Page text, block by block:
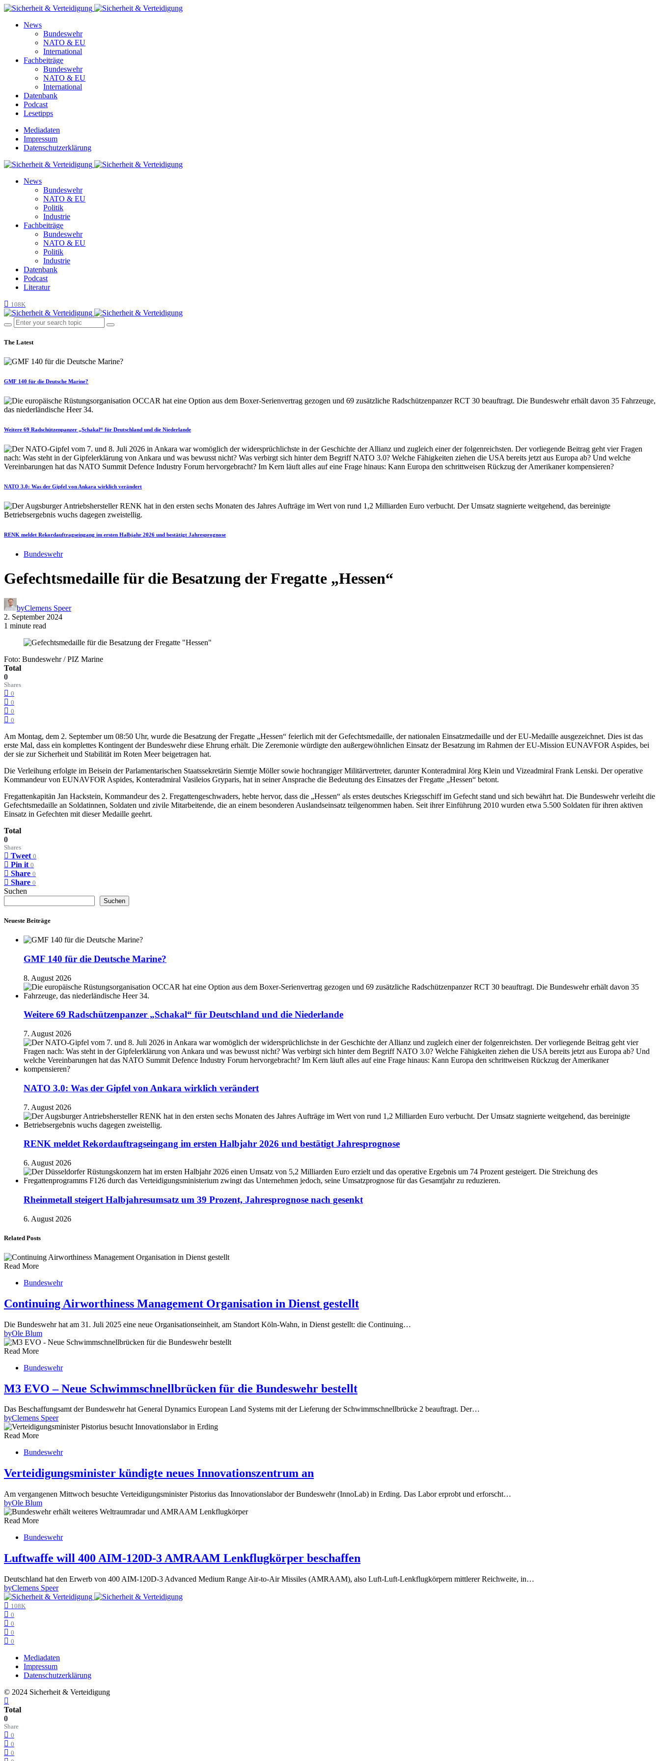
News
Bundeswehr
NATO & EU
International
Fachbeiträge
Bundeswehr
NATO & EU
International
Datenbank
Podcast
Lesetipps
Mediadaten
Impressum
Datenschutzerklärung
News
Bundeswehr
NATO & EU
Politik
Industrie
Fachbeiträge
Bundeswehr
NATO & EU
Politik
Industrie
Datenbank
Podcast
Literatur
108K
The Latest
GMF 140 für die Deutsche Marine?
Weitere 69 Radschützenpanzer „Schakal“ für Deutschland und die Niederlande
NATO 3.0: Was der Gipfel von Ankara wirklich verändert
RENK meldet Rekordauftragseingang im ersten Halbjahr 2026 und bestätigt Jahresprognose
Bundeswehr
Gefechtsmedaille für die Besatzung der Fregatte „Hessen“
byClemens Speer
2. September 2024
1 minute read
Foto: Bundeswehr / PIZ Marine
Total
0
Shares
0
0
0
0
Am Montag, dem 2. September um 08:50 Uhr, wurde die Besatzung der Fregatte „Hessen“ feierlich mit der Gefechtsmedaille, der nationalen Einsatzmedaille und der EU-Medaille ausgezeichnet. Dies ist das
erste Mal, dass ein komplettes Kontingent der Bundeswehr diese Ehrung erhält. Die Zeremonie würdigte den außergewöhnlichen Einsatz der Besatzung im Rahmen der EU-Mission EUNAVFOR Aspides, bei
der sie zur Sicherheit und Stabilität im Roten Meer beigetragen hat.
Die Verleihung erfolgte im Beisein der Parlamentarischen Staatssekretärin Siemtje Möller sowie hochrangiger Militärvertreter, darunter Konteradmiral Jörg Klein und Vizeadmiral Frank Lenski. Der operative
Kommandeur von EUNAVFOR Aspides, Konteradmiral Vasileios Gryparis, hat in seiner Ansprache die Bedeutung des Einsatzes der Fregatte „Hessen“ betont.
Fregattenkapitän Jan Hackstein, Kommandeur des 2. Fregattengeschwaders, hebte hervor, dass die „Hessen“ als erstes deutsches Kriegsschiff im Gefecht stand und sich bewährt hat. Die Bundeswehr verleiht die
Gefechtsmedaille an Soldatinnen, Soldaten und zivile Mitarbeitende, die an einem besonderen Auslandseinsatz teilgenommen haben. Seit ihrer Einführung 2010 wurden etwa 5.500 Soldaten für ihren aktiven
Einsatz in Gefechten mit dieser Medaille geehrt.
Total
0
Shares
Tweet 0
Pin it 0
Share 0
Share 0
Suchen
Suchen
Neueste Beiträge
GMF 140 für die Deutsche Marine?
8. August 2026
Weitere 69 Radschützenpanzer „Schakal“ für Deutschland und die Niederlande
7. August 2026
NATO 3.0: Was der Gipfel von Ankara wirklich verändert
7. August 2026
RENK meldet Rekordauftragseingang im ersten Halbjahr 2026 und bestätigt Jahresprognose
6. August 2026
Rheinmetall steigert Halbjahresumsatz um 39 Prozent, Jahresprognose nach gesenkt
6. August 2026
Related Posts
Read More
Bundeswehr
Continuing Airworthiness Management Organisation in Dienst gestellt
Die Bundeswehr hat am 31. Juli 2025 eine neue Organisationseinheit, am Standort Köln-Wahn, in Dienst gestellt: die Continuing…
byOle Blum
Read More
Bundeswehr
M3 EVO – Neue Schwimmschnellbrücken für die Bundeswehr bestellt
Das Beschaffungsamt der Bundeswehr hat General Dynamics European Land Systems mit der Lieferung der Schwimmschnellbrücke 2 beauftragt. Der…
byClemens Speer
Read More
Bundeswehr
Verteidigungsminister kündigte neues Innovationszentrum an
Am vergangenen Mittwoch besuchte Verteidigungsminister Pistorius das Innovationslabor der Bundeswehr (InnoLab) in Erding. Das Labor erprobt und erforscht…
byOle Blum
Read More
Bundeswehr
Luftwaffe will 400 AIM-120D-3 AMRAAM Lenkflugkörper beschaffen
Deutschland hat den Erwerb von 400 AIM-120D-3 Advanced Medium Range Air-to-Air Missiles (AMRAAM), also Luft-Luft-Lenkflugkörpern mittlerer Reichweite, in…
byClemens Speer
108K
0
0
0
0
Mediadaten
Impressum
Datenschutzerklärung
© 2024 Sicherheit & Verteidigung
Total
0
Share
0
0
0